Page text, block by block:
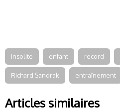
insolite enfant record
Richard Sandrak entraînement
Articles similaires